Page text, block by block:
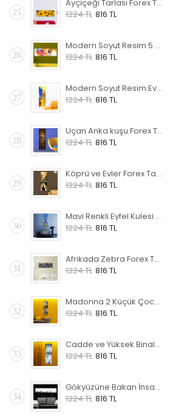
25
Ayçiçeği Tarlası Forex Tablo
1224 TL 816 TL
26
Modern Soyut Resim 5 Forex Tablo
1224 TL 816 TL
27
Modern Soyut Resim Evler Forex Tablo
1224 TL 816 TL
28
Uçan Anka kuşu Forex Tablo
1224 TL 816 TL
29
Köprü ve Evler Forex Tablo
1224 TL 816 TL
30
Mavi Renkli Eyfel Kulesi Forex Tablo
1224 TL 816 TL
31
Afrikada Zebra Forex Tablo
1224 TL 816 TL
32
Madonna 2 Küçük Çocuk Forex Tablo
1224 TL 816 TL
33
Cadde ve Yüksek Binalar Forex Tablo
1224 TL 816 TL
34
Gökyüzüne Bakan İnsanlar Forex Tablo
1224 TL 816 TL